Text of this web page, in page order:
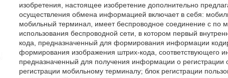
изобретения, настоящее изобретение дополнительно
осуществления обмена информацией включает в себя:
мобильный терминал, имеет беспроводное соединение с по
использования беспроводной сети, в котором первый
кода, предназначенный для формирования информации
формирования изображения штрих-кода,
предназначенный для получения информации о
регистрации мобильному терминалу; блок регистрации